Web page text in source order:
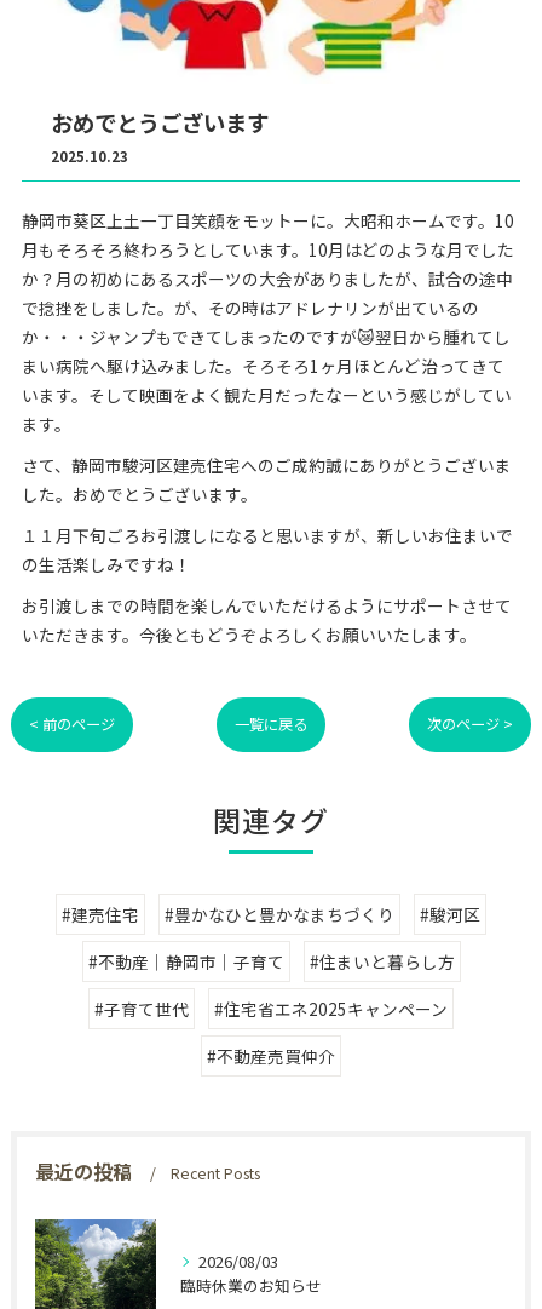
おめでとうございます
2025.10.23
静岡市葵区上土一丁目笑顔をモットーに。大昭和ホームです。10
月もそろそろ終わろうとしています。10月はどのような月でした
か？月の初めにあるスポーツの大会がありましたが、試合の途中
で捻挫をしました。が、その時はアドレナリンが出ているの
か・・・ジャンプもできてしまったのですが😿翌日から腫れてし
まい病院へ駆け込みました。そろそろ1ヶ月ほとんど治ってきて
います。そして映画をよく観た月だったなーという感じがしてい
ます。
さて、静岡市駿河区建売住宅へのご成約誠にありがとうございま
した。おめでとうございます。
１１月下旬ごろお引渡しになると思いますが、新しいお住まいで
の生活楽しみですね！
お引渡しまでの時間を楽しんでいただけるようにサポートさせて
いただきます。今後ともどうぞよろしくお願いいたします。
< 前のページ 一覧に戻る 次のページ >
関連タグ
#建売住宅 #豊かなひと豊かなまちづくり
#駿河区
#不動産｜静岡市｜子育て
#住まいと暮らし方
#子育て世代
#住宅省エネ2025キャンペーン
#不動産売買仲介
最近の投稿 Recent Posts
2026/08/03
臨時休業のお知らせ